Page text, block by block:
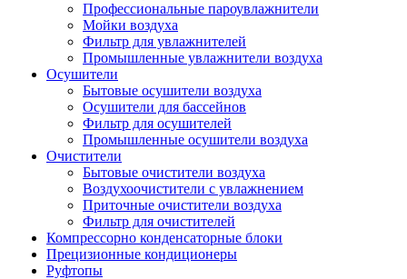
Профессиональные пароувлажнители
Мойки воздуха
Фильтр для увлажнителей
Промышленные увлажнители воздуха
Осушители
Бытовые осушители воздуха
Осушители для бассейнов
Фильтр для осушителей
Промышленные осушители воздуха
Очистители
Бытовые очистители воздуха
Воздухоочистители с увлажнением
Приточные очистители воздуха
Фильтр для очистителей
Компрессорно конденсаторные блоки
Прецизионные кондиционеры
Руфтопы